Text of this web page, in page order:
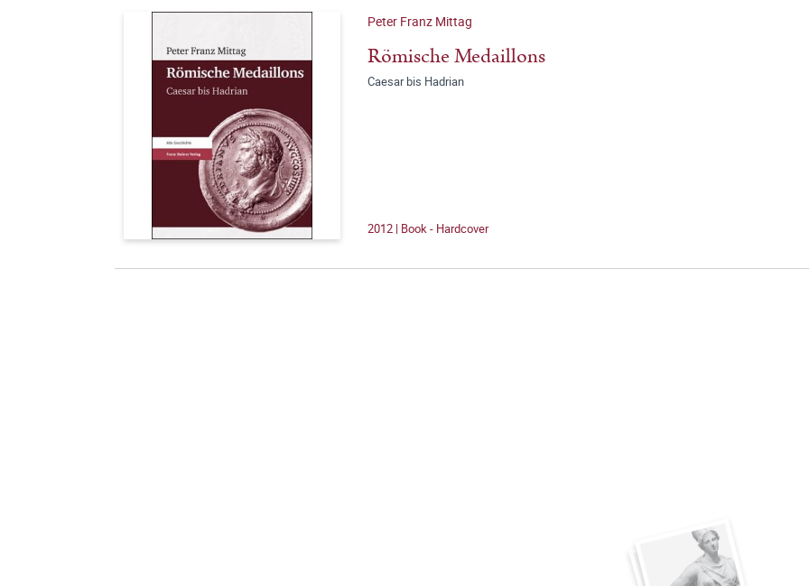
Peter Franz Mittag
Römische Medaillons
Caesar bis Hadrian
2012 | Book - Hardcover